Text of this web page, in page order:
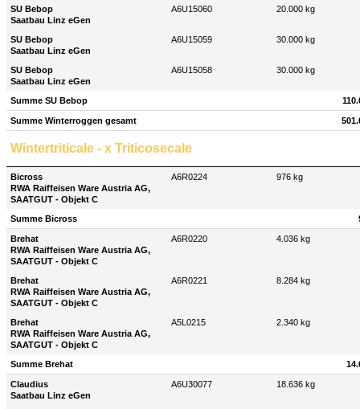
SU Bebop
Saatbau Linz eGen
A6U15060 20.000 kg
SU Bebop
Saatbau Linz eGen
A6U15059 30.000 kg
SU Bebop
Saatbau Linz eGen
A6U15058 30.000 kg
Summe SU Bebop
Summe Winterroggen gesamt
Wintertriticale - x Triticosecale
Bicross
RWA Raiffeisen Ware Austria AG,
SAATGUT - Objekt C
A6R0224 976 kg
Summe Bicross
Brehat
RWA Raiffeisen Ware Austria AG,
SAATGUT - Objekt C
A6R0220 4.036 kg
Brehat
RWA Raiffeisen Ware Austria AG,
SAATGUT - Objekt C
A6R0221 8.284 kg
Brehat
RWA Raiffeisen Ware Austria AG,
SAATGUT - Objekt C
A5L0215 2.340 kg
Summe Brehat
Claudius
Saatbau Linz eGen
A6U30077 18.636 kg